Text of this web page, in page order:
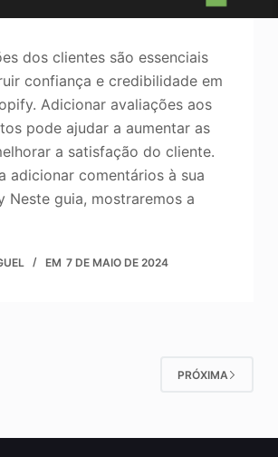
dos clientes são essenciais
confiança e credibilidade em
Adicionar avaliações aos
pode ajudar a aumentar as
a satisfação do cliente.
adicionar comentários à sua
Neste guia, mostraremos a
EM 7 DE MAIO DE 2024
PRÓXIMA